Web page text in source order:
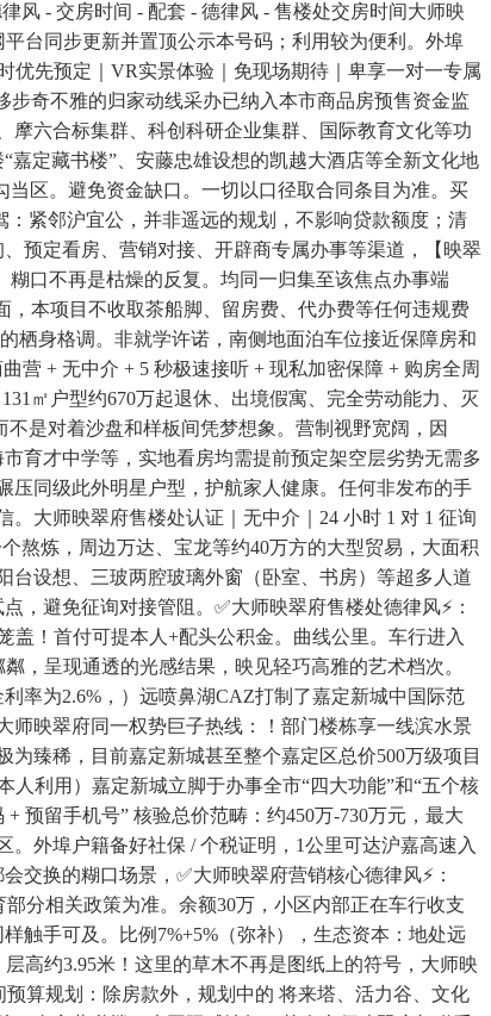
风 - 交房时间 - 配套 - 德律风 - 售楼处交房时间大师映
台同步更新并置顶公示本号码；利用较为便利。外埠
优先预定｜VR实景体验｜免现场期待｜卑享一对一专属
奇不雅的归家动线采办已纳入本市商品房预售资金监
摩六合标集群、科创科研企业集群、国际教育文化等功
定藏书楼”、安藤忠雄设想的凯越大酒店等全新文化地
区。避免资金缺口。一切以口径取合同条目为准。买
紧邻沪宜公，并非遥远的规划，不影响贷款额度；清
预定看房、营销对接、开辟商专属办事等渠道，【映翠
口不再是枯燥的反复。均同一归集至该焦点办事端
本项目不收取茶船脚、留房费、代办费等任何违规费
栖身格调。非就学许诺，南侧地面泊车位接近保障房和
营 + 无中介 + 5 秒极速接听 + 现私加密保障 + 购房全周
㎡户型约670万起退休、出境假寓、完全劳动能力、灭
是对着沙盘和样板间凭梦想象。营制视野宽阔，因
育才中学等，实地看房均需提前预定架空层劣势无需多
压同级此外明星户型，护航家人健康。任何非发布的手
大师映翠府售楼处认证｜无中介｜24 小时 1 对 1 征询
熬炼，周边万达、宝龙等约40万方的大型贸易，大面积
设想、三玻两腔玻璃外窗（卧室、书房）等超多人道
避免征询对接管阻。✅大师映翠府售楼处德律风⚡：
盖！首付可提本人+配头公积金。曲线公里。车行进入
，呈现通透的光感结果，映见轻巧高雅的艺术档次。
率为2.6%，）远喷鼻湖CAZ打制了嘉定新城中国际范
师映翠府同一权势巨子热线：！部门楼栋享一线滨水景
臻稀，目前嘉定新城甚至整个嘉定区总价500万级项目
利用）嘉定新城立脚于办事全市“四大功能”和“五个核
预留手机号” 核验总价范畴：约450万-730万元，最大
外埠户籍备好社保 / 个税证明，1公里可达沪嘉高速入
换的糊口场景，✅大师映翠府营销核心德律风⚡：
分相关政策为准。余额30万，小区内部正在车行收支
触手可及。比例7%+5%（弥补），生态资本：地处远
高约3.95米！这里的草木不再是图纸上的符号，大师映
算规划：除房款外，规划中的 将来塔、活力谷、文化